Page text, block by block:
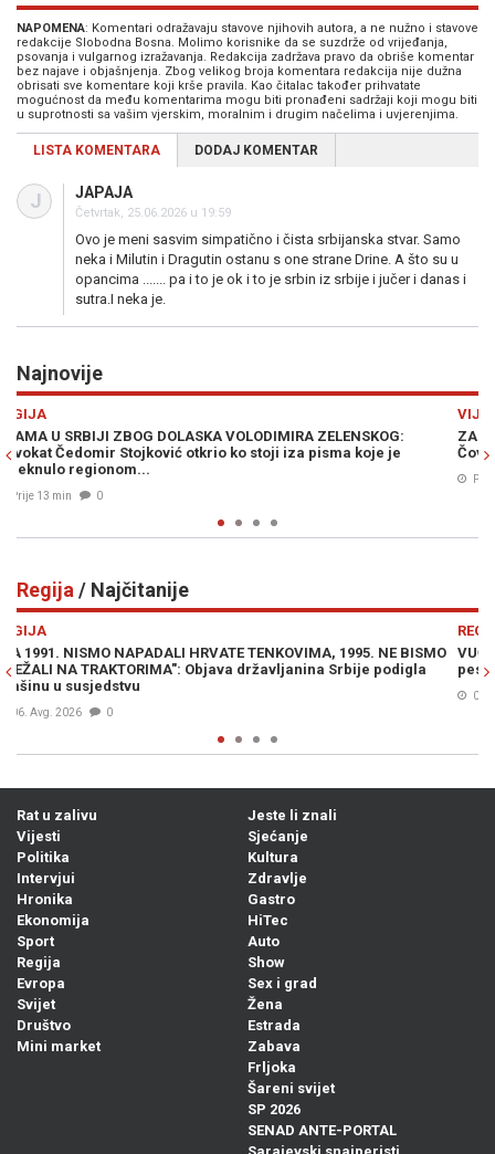
NAPOMENA: Komentari odražavaju stavove njihovih autora, a ne nužno i stavove
redakcije Slobodna Bosna. Molimo korisnike da se suzdrže od vrijeđanja,
psovanja i vulgarnog izražavanja. Redakcija zadržava pravo da obriše komentar
bez najave i objašnjenja. Zbog velikog broja komentara redakcija nije dužna
obrisati sve komentare koji krše pravila. Kao čitalac također prihvatate
mogućnost da među komentarima mogu biti pronađeni sadržaji koji mogu biti
u suprotnosti sa vašim vjerskim, moralnim i drugim načelima i uvjerenjima.
LISTA KOMENTARA DODAJ KOMENTAR
J JAPAJA
Četvrtak, 25.06.2026 u 19:59
Ovo je meni sasvim simpatično i čista srbijanska stvar. Samo
neka i Milutin i Dragutin ostanu s one strane Drine. A što su u
opancima ....... pa i to je ok i to je srbin iz srbije i jučer i danas i
sutra.I neka je.
Najnovije
ZAISKRILO U MOSTARU: Šemsudin Mehmedović razbjesnio
Čovićeve ljude, pale teške optužbe i uvrede...
Prije 26 min
Regija / Najčitanije
VUČIĆ PIJAN KAO LETVA OBRAĆA SE NACIJI: “Ova ti je lepa
pesma, prelepa…” (VIDEO)
06. Avg. 2026
Rat u zalivu
Vijesti
Politika
Intervjui
Hronika
Ekonomija
Sport
Regija
Evropa
Svijet
Društvo
Mini market
Jeste li znali
Sjećanje
Kultura
Zdravlje
Gastro
HiTec
Auto
Show
Sex i grad
Žena
Estrada
Zabava
Frljoka
Šareni svijet
SP 2026
SENAD ANTE-PORTAL